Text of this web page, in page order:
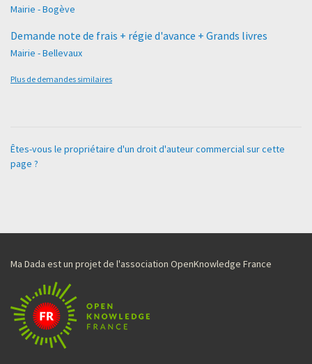
Mairie - Bogève
Demande note de frais + régie d'avance + Grands livres
Mairie - Bellevaux
Plus de demandes similaires
Êtes-vous le propriétaire d'un droit d'auteur commercial sur cette
page ?
Ma Dada est un projet de l'association OpenKnowledge France